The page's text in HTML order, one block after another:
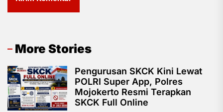
More Stories
Pengurusan SKCK Kini Lewat
POLRI Super App, Polres
Mojokerto Resmi Terapkan
SKCK Full Online